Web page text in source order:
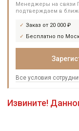
Менеджеры на связи
подтверждаем в
Заказ от 20 000 ₽
Бесплатно по
Все условия
Извините!